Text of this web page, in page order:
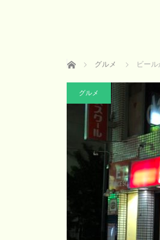
ホーム グルメ ビー
グルメ